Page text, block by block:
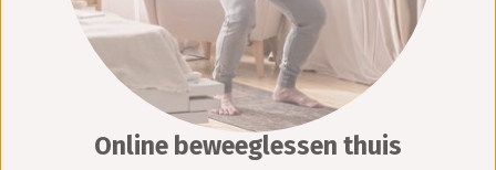
Online beweeglessen thuis